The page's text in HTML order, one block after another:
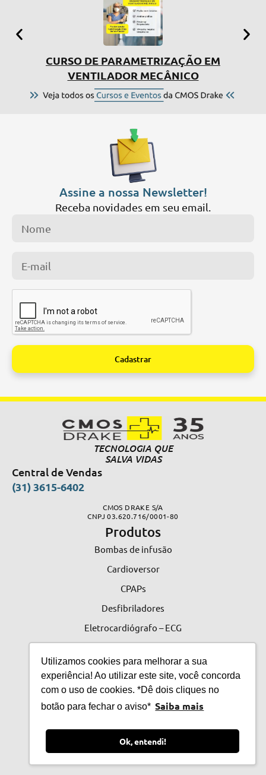
Utilizamos cookies para melhorar a sua
experiência! Ao utilizar este site, você concorda
com o uso de cookies. *Dê dois cliques no
botão para fechar o aviso* Saiba mais
Ok, entendi!
CURSO DE PARAMETRIZAÇÃO EM
VENTILADOR MECÂNICO
Assine a nossa Newsletter!
Receba novidades em seu email.
Cadastrar
TECNOLOGIA QUE
SALVA VIDAS
Central de Vendas
(31) 3615-6402
CMOS DRAKE S/A
CNPJ 03.620.716/0001-80
Produtos
Bombas de infusão
Cardioversor
CPAPs
Desfibriladores
Eletrocardiógrafo – ECG
Monitores
Ventilador Pulmonar
Acessórios
Links Úteis
Assistência Técnica